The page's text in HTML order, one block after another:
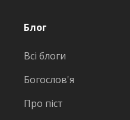
Блог
Всі блоги
Богослов'я
Про піст